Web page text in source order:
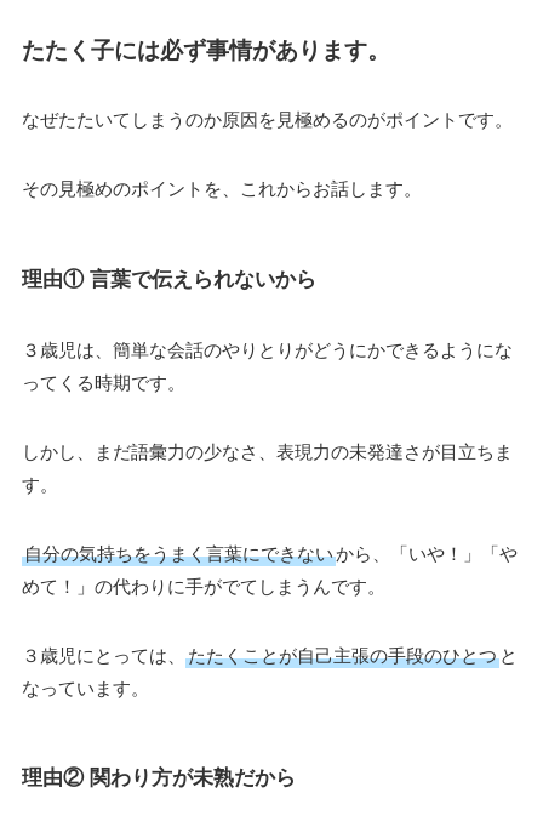
たたく子には必ず事情があります。
なぜたたいてしまうのか原因を見極めるのがポイントです。
その見極めのポイントを、これからお話します。
理由① 言葉で伝えられないから
３歳児は、簡単な会話のやりとりがどうにかできるようにな
ってくる時期です。
しかし、まだ語彙力の少なさ、表現力の未発達さが目立ちま
す。
自分の気持ちをうまく言葉にできないから、「いや！」「や
めて！」の代わりに手がでてしまうんです。
３歳児にとっては、 たたくことが自己主張の手段のひとつと
なっています。
理由② 関わり方が未熟だから